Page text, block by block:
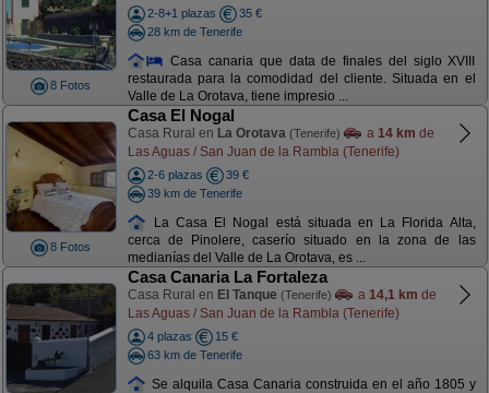
8 Fotos
2-8+1 plazas
35 €
28 km de Tenerife
Casa canaria que data de finales del siglo XVIII
restaurada para la comodidad del cliente. Situada en el
Valle de La Orotava, tiene impresio ...
8 Fotos
Casa El Nogal
Casa Rural en La Orotava (Tenerife) a 14 km de
Las Aguas / San Juan de la Rambla (Tenerife)
2-6 plazas
39 €
39 km de Tenerife
La Casa El Nogal está situada en La Florida Alta,
cerca de Pinolere, caserío situado en la zona de las
medianías del Valle de La Orotava, es ...
Casa Canaria La Fortaleza
Casa Rural en El Tanque (Tenerife) a 14,1 km de
Las Aguas / San Juan de la Rambla (Tenerife)
4 plazas
15 €
63 km de Tenerife
Se alquila Casa Canaria construida en el año 1805 y